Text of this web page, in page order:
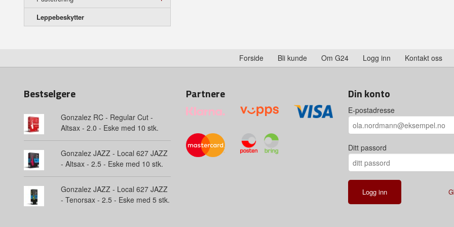
Leppebeskytter
Forside Bli kunde Om G24 Logg inn Kontakt oss
Bestselgere
Gonzalez RC - Regular Cut -
Altsax - 2.0 - Eske med 10 stk.
Gonzalez JAZZ - Local 627 JAZZ
- Altsax - 2.5 - Eske med 10 stk.
Gonzalez JAZZ - Local 627 JAZZ
- Tenorsax - 2.5 - Eske med 5 stk.
Partnere Din konto
E-postadresse
Ditt passord